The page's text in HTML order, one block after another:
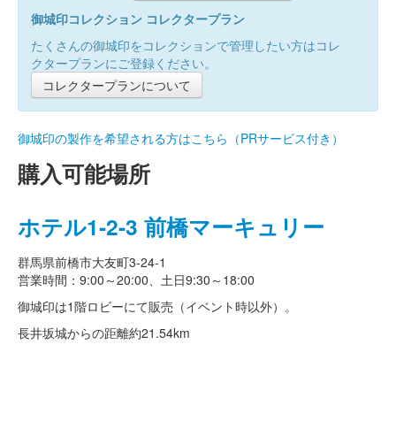
御城印コレクション コレクタープラン
たくさんの御城印をコレクションで管理したい方はコレ
クタープランにご登録ください。
コレクタープランについて
御城印の製作を希望される方はこちら（PRサービス付き）
購入可能場所
ホテル1-2-3 前橋マーキュリー
群馬県前橋市大友町3-24-1
営業時間：9:00～20:00、土日9:30～18:00
御城印は1階ロビーにて販売（イベント時以外）。
長井坂城からの距離約21.54km